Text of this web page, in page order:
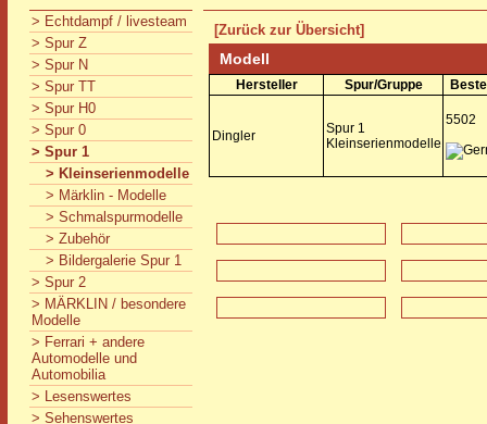
> Echtdampf / livesteam
> Spur Z
> Spur N
> Spur TT
> Spur H0
> Spur 0
> Spur 1
> Kleinserienmodelle
> Märklin - Modelle
> Schmalspurmodelle
> Zubehör
> Bildergalerie Spur 1
> Spur 2
> MÄRKLIN / besondere
Modelle
> Ferrari + andere
Automodelle und
Automobilia
> Lesenswertes
> Sehenswertes
[Zurück zur Übersicht]
Modell
Hersteller Spur/Gruppe
Dingler
Spur 1
Kleinserienmodelle
5502